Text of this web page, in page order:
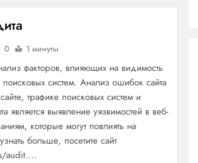
0 1 минуты
факторов, влияющих на видимость
поисковых систем. Анализ ошибок сайта
трафике поисковых систем и
является выявление уязвимостей в веб-
которые могут повлиять на
больше, посетите сайт
audit….